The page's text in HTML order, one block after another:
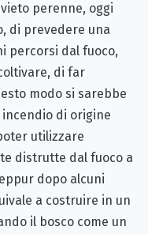
perenne, oggi
di prevedere una
percorsi dal fuoco,
di far
modo si sarebbe
di origine
utilizzare
distrutte dal fuoco a
dopo alcuni
a costruire in un
il bosco come un